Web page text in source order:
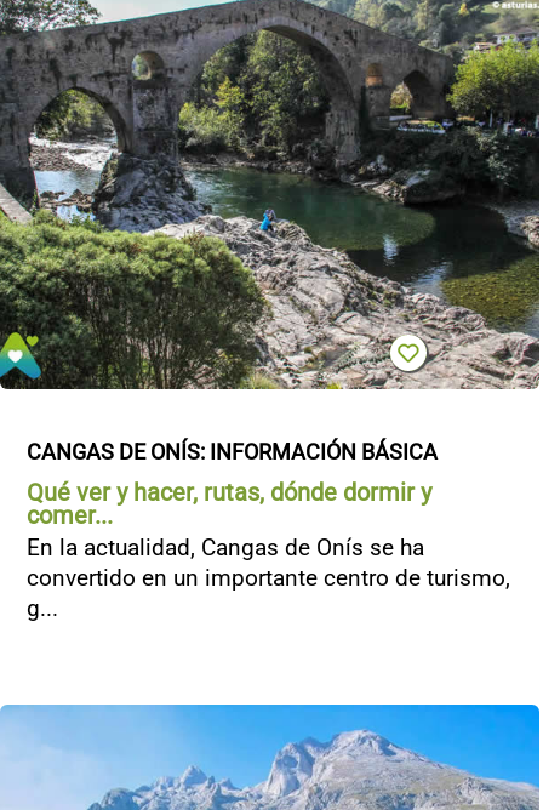
CANGAS DE ONÍS: INFORMACIÓN BÁSICA
Qué ver y hacer, rutas, dónde dormir y
comer...
En la actualidad, Cangas de Onís se ha
convertido en un importante centro de turismo,
g...